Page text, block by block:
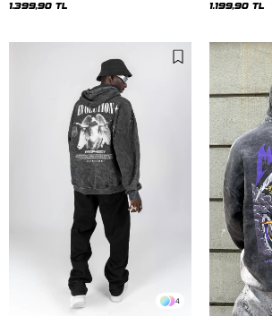
Hoodie
1.399,90 TL 1.199,90 TL
4